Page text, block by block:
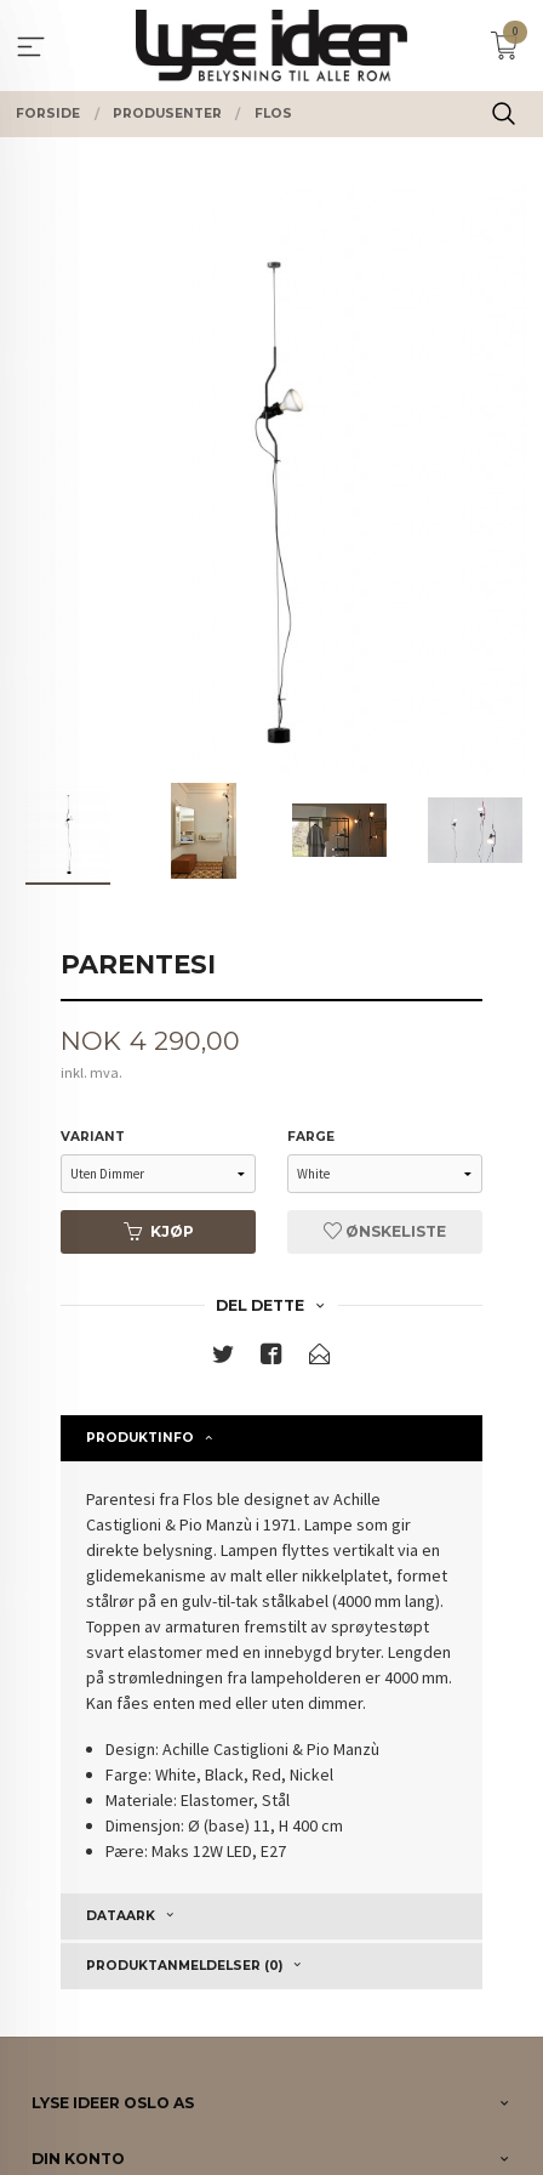
innholdet
0
FORSIDE PRODUSENTER FLOS
PARENTESI
Pris
NOK 4 290,00
inkl. mva.
VARIANT FARGE
KJØP ØNSKELISTE
DEL DETTE
PRODUKTINFO
Parentesi fra Flos ble designet av Achille
Castiglioni & Pio Manzù i 1971. Lampe som gir
direkte belysning. Lampen flyttes vertikalt via en
glidemekanisme av malt eller nikkelplatet, formet
stålrør på en gulv-til-tak stålkabel (4000 mm lang).
Toppen av armaturen fremstilt av sprøytestøpt
svart elastomer med en innebygd bryter. Lengden
på strømledningen fra lampeholderen er 4000 mm.
Kan fåes enten med eller uten dimmer.
Design: Achille Castiglioni & Pio Manzù
Farge: White, Black, Red, Nickel
Materiale: Elastomer, Stål
Dimensjon: Ø (base) 11, H 400 cm
Pære: Maks 12W LED, E27
DATAARK
PRODUKTANMELDELSER (0)
LYSE IDEER OSLO AS
DIN KONTO